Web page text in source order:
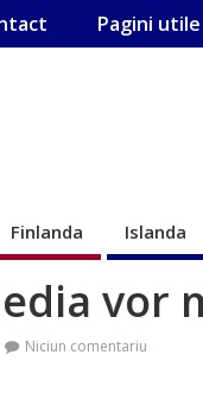
Pagini utile
Finlanda Islanda
vor
Niciun comentariu